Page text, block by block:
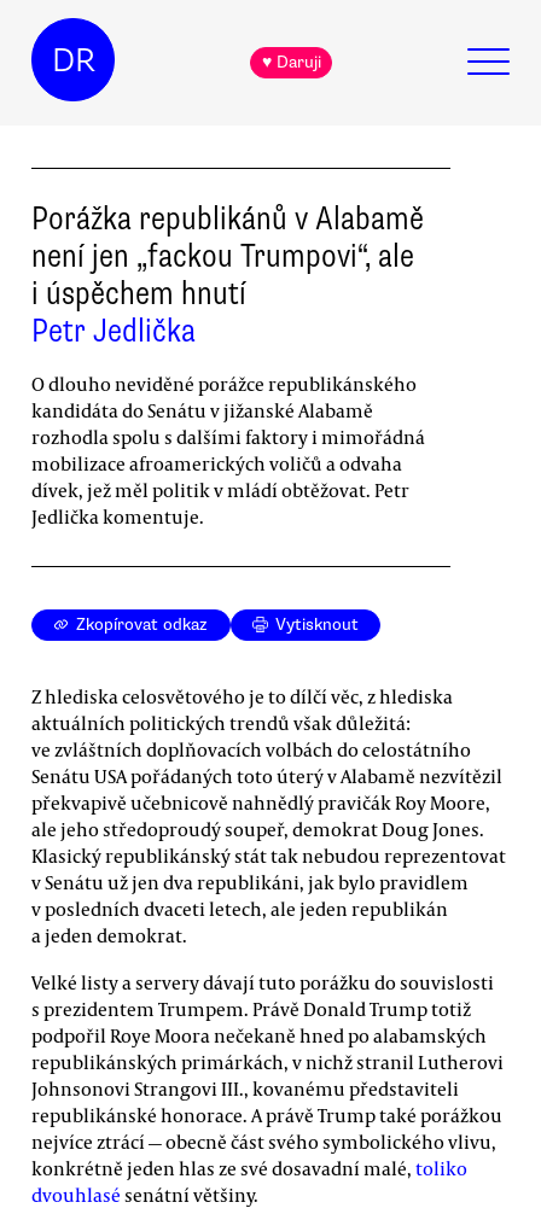
DR ♥ Daruji
Porážka republikánů v Alabamě
není jen „fackou Trumpovi“, ale
i úspěchem hnutí
Petr Jedlička
O dlouho neviděné porážce republikánského
kandidáta do Senátu v jižanské Alabamě
rozhodla spolu s dalšími faktory i mimořádná
mobilizace afroamerických voličů a odvaha
dívek, jež měl politik v mládí obtěžovat. Petr
Jedlička komentuje.
Zkopírovat odkaz Vytisknout
Z hlediska celosvětového je to dílčí věc, z hlediska
aktuálních politických trendů však důležitá:
ve zvláštních doplňovacích volbách do celostátního
Senátu USA pořádaných toto úterý v Alabamě nezvítězil
překvapivě učebnicově nahnědlý pravičák Roy Moore,
ale jeho středoproudý soupeř, demokrat Doug Jones.
Klasický republikánský stát tak nebudou reprezentovat
v Senátu už jen dva republikáni, jak bylo pravidlem
v posledních dvaceti letech, ale jeden republikán
a jeden demokrat.
Velké listy a servery dávají tuto porážku do souvislosti
s prezidentem Trumpem. Právě Donald Trump totiž
podpořil Roye Moora nečekaně hned po alabamských
republikánských primárkách, v nichž stranil Lutherovi
Johnsonovi Strangovi III., kovanému představiteli
republikánské honorace. A právě Trump také porážkou
nejvíce ztrácí — obecně část svého symbolického vlivu,
konkrétně jeden hlas ze své dosavadní malé, toliko
dvouhlasé senátní většiny.